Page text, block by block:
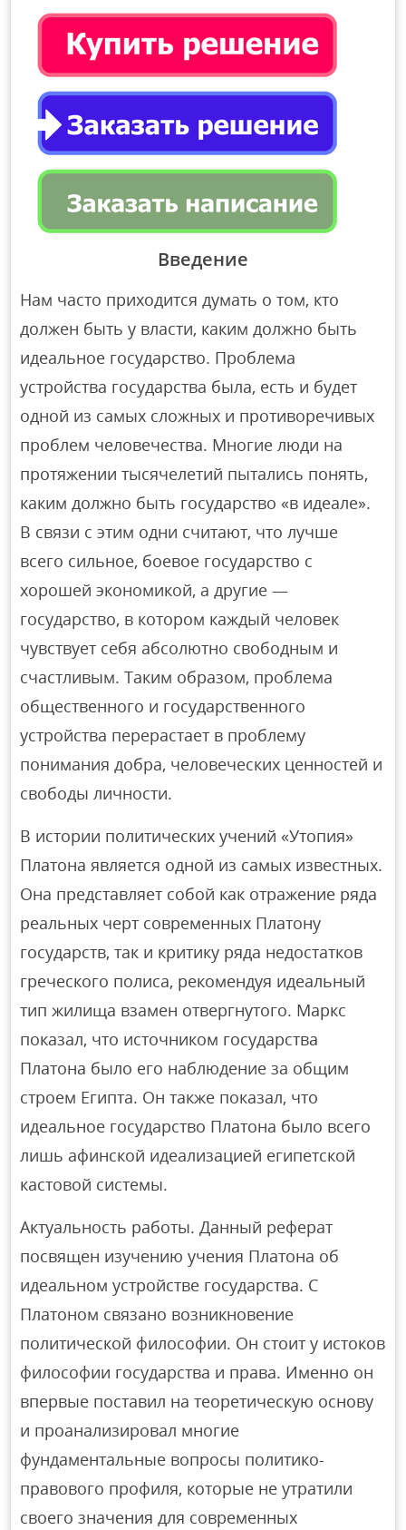
Введение
Нам часто приходится думать о том, кто
должен быть у власти, каким должно быть
идеальное государство. Проблема
устройства государства была, есть и будет
одной из самых сложных и противоречивых
проблем человечества. Многие люди на
протяжении тысячелетий пытались понять,
каким должно быть государство «в идеале».
В связи с этим одни считают, что лучше
всего сильное, боевое государство с
хорошей экономикой, а другие —
государство, в котором каждый человек
чувствует себя абсолютно свободным и
счастливым. Таким образом, проблема
общественного и государственного
устройства перерастает в проблему
понимания добра, человеческих ценностей и
свободы личности.
В истории политических учений «Утопия»
Платона является одной из самых известных.
Она представляет собой как отражение ряда
реальных черт современных Платону
государств, так и критику ряда недостатков
греческого полиса, рекомендуя идеальный
тип жилища взамен отвергнутого. Маркс
показал, что источником государства
Платона было его наблюдение за общим
строем Египта. Он также показал, что
идеальное государство Платона было всего
лишь афинской идеализацией египетской
кастовой системы.
Актуальность работы. Данный реферат
посвящен изучению учения Платона об
идеальном устройстве государства. С
Платоном связано возникновение
политической философии. Он стоит у истоков
философии государства и права. Именно он
впервые поставил на теоретическую основу
и проанализировал многие
фундаментальные вопросы политико-
правового профиля, которые не утратили
своего значения для современных